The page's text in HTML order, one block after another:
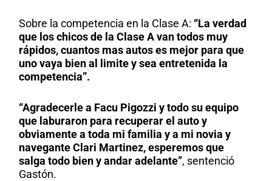
Sobre la competencia en la Clase A: “La verdad
que los chicos de la Clase A van todos muy
rápidos, cuantos mas autos es mejor para que
uno vaya bien al limite y sea entretenida la
competencia”.
“Agradecerle a Facu Pigozzi y todo su equipo
que laburaron para recuperar el auto y
obviamente a toda mi familia y a mi novia y
navegante Clari Martinez, esperemos que
salga todo bien y andar adelante”, sentenció
Gastón.